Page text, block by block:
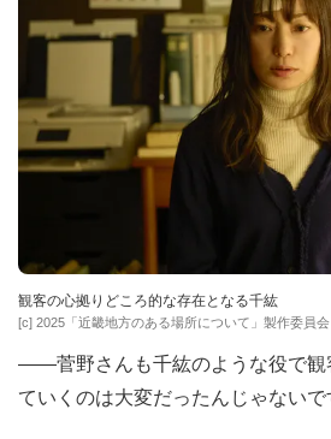
観客の心拠りどころ的な存在となる千紘
[c] 2025「近畿地方のある場所について」製作委員会
――菅野さんも千紘のような役で観
ていくのは大変だったんじゃないで